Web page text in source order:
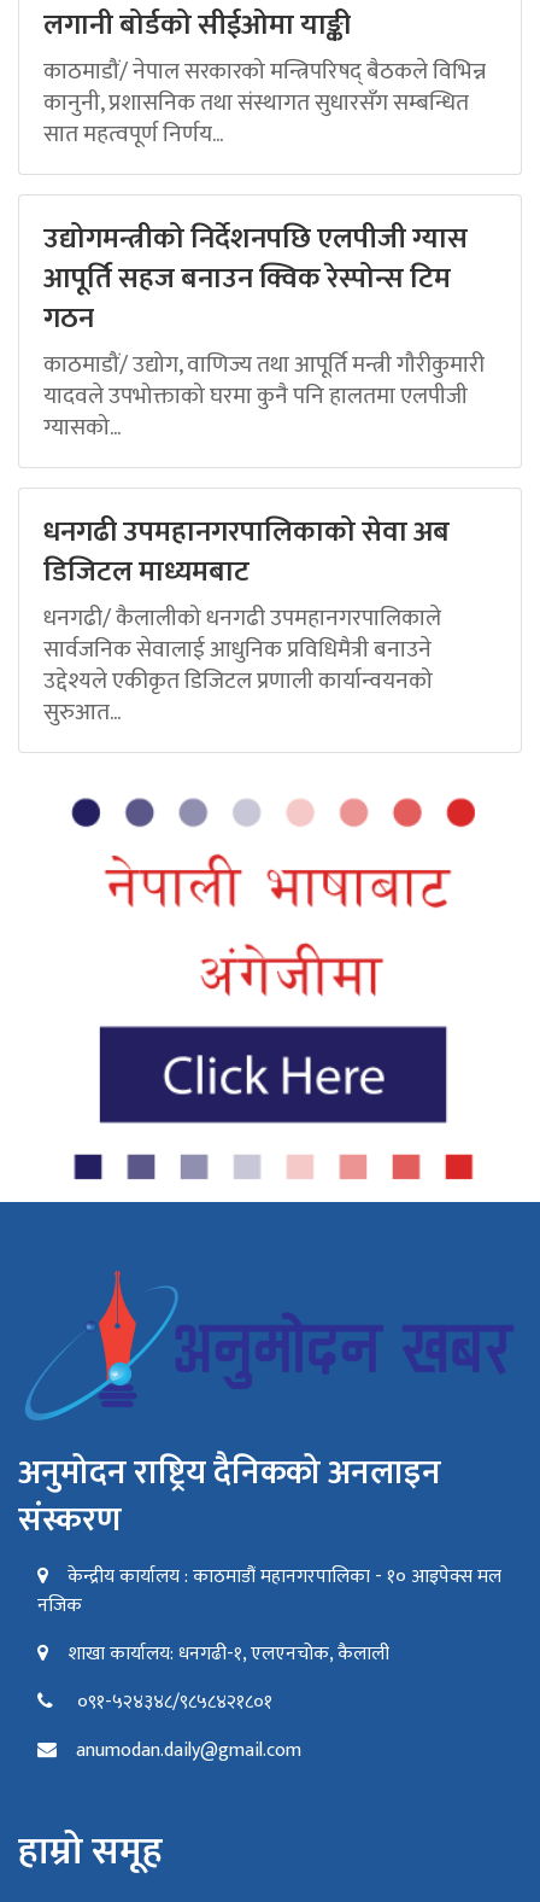
लगानी बोर्डको सीईओमा याङ्की
काठमाडौं/ नेपाल सरकारको मन्त्रिपरिषद् बैठकले विभिन्न
कानुनी, प्रशासनिक तथा संस्थागत सुधारसँग सम्बन्धित
सात महत्वपूर्ण निर्णय...
उद्योगमन्त्रीको निर्देशनपछि एलपीजी ग्यास
आपूर्ति सहज बनाउन क्विक रेस्पोन्स टिम
गठन
काठमाडौं/ उद्योग, वाणिज्य तथा आपूर्ति मन्त्री गौरीकुमारी
यादवले उपभोक्ताको घरमा कुनै पनि हालतमा एलपीजी
ग्यासको...
धनगढी उपमहानगरपालिकाको सेवा अब
डिजिटल माध्यमबाट
धनगढी/ कैलालीको धनगढी उपमहानगरपालिकाले
सार्वजनिक सेवालाई आधुनिक प्रविधिमैत्री बनाउने
उद्देश्यले एकीकृत डिजिटल प्रणाली कार्यान्वयनको
सुरुआत...
अनुमोदन राष्ट्रिय दैनिकको अनलाइन
संस्करण
केन्द्रीय कार्यालय : काठमाडौं महानगरपालिका - १० आइपेक्स मल
नजिक
शाखा कार्यालय: धनगढी-१, एलएनचोक, कैलाली
०९१-५२४३४८/९८५८४२१८०१
anumodan.daily@gmail.com
हाम्रो समूह